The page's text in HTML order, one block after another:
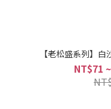
【老松盛系列】
NT$71